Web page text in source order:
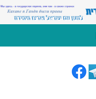
За Оцма
עוצמה יהודית ברוסית ובעברית